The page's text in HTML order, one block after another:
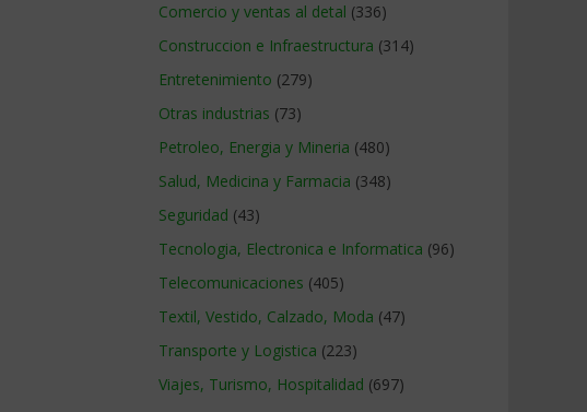
Comercio y ventas al detal (336)
Construccion e Infraestructura (314)
Entretenimiento (279)
Otras industrias (73)
Petroleo, Energia y Mineria (480)
Salud, Medicina y Farmacia (348)
Seguridad (43)
Tecnologia, Electronica e Informatica (96)
Telecomunicaciones (405)
Textil, Vestido, Calzado, Moda (47)
Transporte y Logistica (223)
Viajes, Turismo, Hospitalidad (697)